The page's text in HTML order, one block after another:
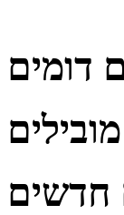
דומים
חדשים